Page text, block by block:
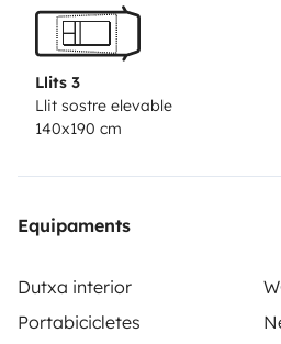
Llits 3
Llit sostre elevable
140x190 cm
Equipaments
Dutxa interior
Portabicicletes